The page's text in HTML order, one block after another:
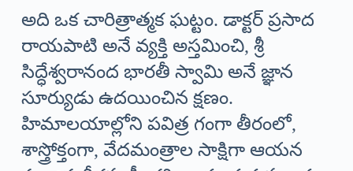
అది ఒక చారిత్రాత్మక ఘట్టం. డాక్టర్ ప్రసాద
రాయపాటి అనే వ్యక్తి అస్తమించి, శ్రీ
సిద్ధేశ్వరానంద భారతీ స్వామి అనే జ్ఞాన
సూర్యుడు ఉదయించిన క్షణం.
హిమాలయాల్లోని పవిత్ర గంగా తీరంలో,
శాస్త్రోక్తంగా, వేదమంత్రాల సాక్షిగా ఆయన